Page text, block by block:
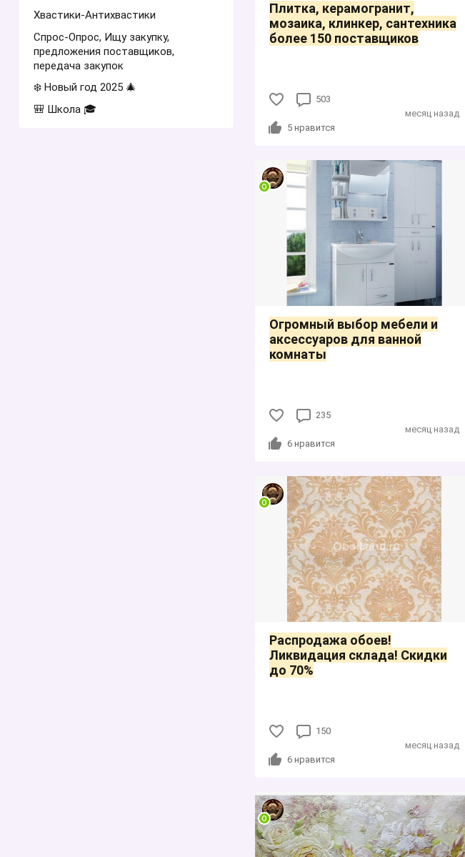
Хвастики-Антихвастики
Спрос-Опрос, Ищу закупку,
предложения поставщиков,
передача закупок
❄️ Новый год 2025 🎄
🎒 Школа 🎓
Плитка, керамогранит,
мозаика, клинкер, сантехника
более 150 поставщиков
503
5 нравится
месяц назад
Огромный выбор мебели и
аксессуаров для ванной
комнаты
235
6 нравится
месяц назад
Распродажа обоев!
Ликвидация склада! Скидки
до 70%
150
6 нравится
месяц назад